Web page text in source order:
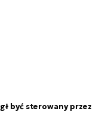
być sterowany przez